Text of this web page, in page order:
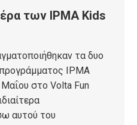
των IPMA Kids
τα δυο
IPMA
στο Volta Fun
αυτού του